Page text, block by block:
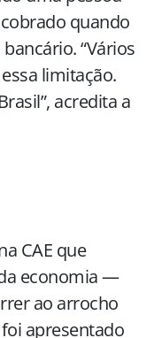
quando
“Vários
limitação.
acredita a
CAE que
economia —
ao arrocho
apresentado